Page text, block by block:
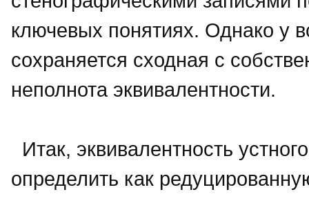
ключевых понятиях. Однако у
сохраняется сходная с
неполнота эквивалентности.
Итак, эквивалентность
определить как